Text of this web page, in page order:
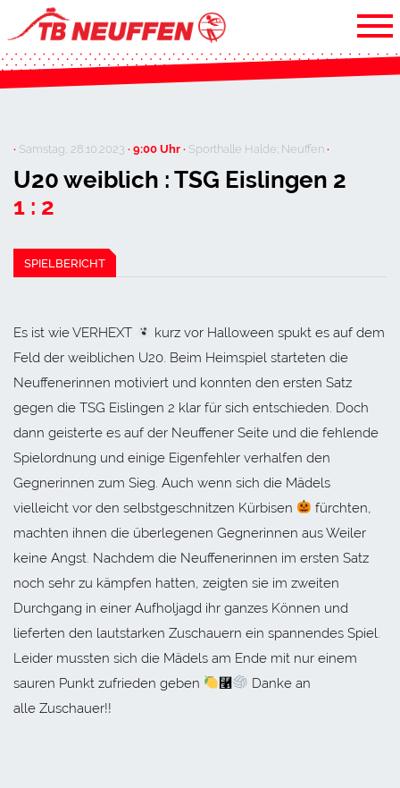
· Samstag, 28.10.2023 · 9:00 Uhr · Sporthalle Halde; Neuffen·
U20 weiblich : TSG Eislingen 2
1 : 2
SPIELBERICHT
Es ist wie VERHEXT
kurz vor Halloween spukt es auf dem
Feld der weiblichen U20. Beim Heimspiel starteten die
Neuffenerinnen motiviert und konnten den ersten Satz
gegen die TSG Eislingen 2 klar für sich entschieden. Doch
dann geisterte es auf der Neuffener Seite und die fehlende
Spielordnung und einige Eigenfehler verhalfen den
Gegnerinnen zum Sieg. Auch wenn sich die Mädels
vielleicht vor den selbstgeschnitzen Kürbisen
fürchten,
machten ihnen die überlegenen Gegnerinnen aus Weiler
keine Angst. Nachdem die Neuffenerinnen im ersten Satz
noch sehr zu kämpfen hatten, zeigten sie im zweiten
Durchgang in einer Aufholjagd ihr ganzes Können und
lieferten den lautstarken Zuschauern ein spannendes Spiel.
Leider mussten sich die Mädels am Ende mit nur einem
sauren Punkt zufrieden geben
⿡
Danke an
alle Zuschauer!!